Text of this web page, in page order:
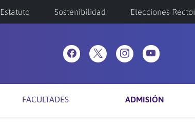
Estatuto Sostenibilidad Elecciones
FACULTADES ADMISIÓN